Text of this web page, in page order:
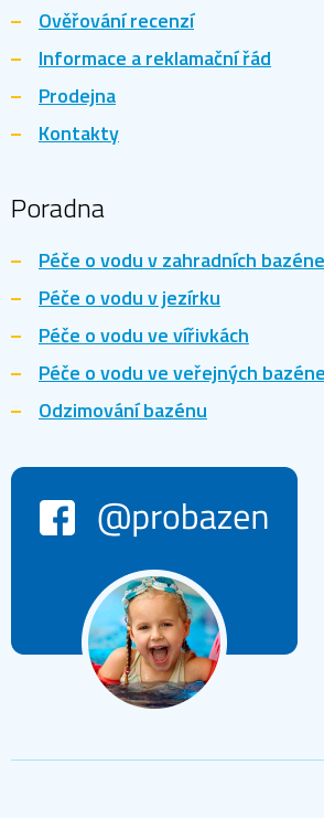
Ověřování recenzí
Informace a reklamační řád
Prodejna
Kontakty
Poradna
Péče o vodu v zahradních
Péče o vodu v jezírku
Péče o vodu ve vířivkách
Péče o vodu ve veřejných
Odzimování bazénu